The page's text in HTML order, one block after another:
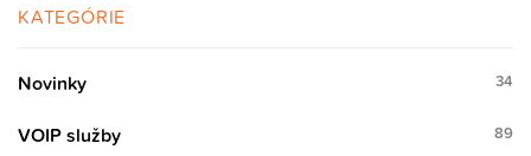
KATEGÓRIE
Novinky 34
VOIP služby 89